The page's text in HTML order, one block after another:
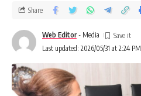
Last updated: 2026/05/31 at 2:24 PM
Web Editor - Media
Share